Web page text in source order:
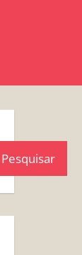
Pesquisar